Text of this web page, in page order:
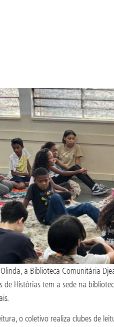
a Biblioteca Comunitária
de Histórias tem a sede na
o coletivo realiza clubes de